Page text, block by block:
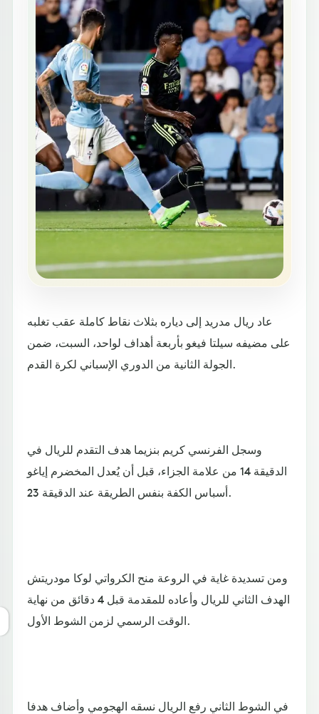
عاد ريال مدريد إلى دياره بثلاث نقاط كاملة عقب تغلبه
على مضيفه سيلتا فيغو بأربعة أهداف لواحد، السبت، ضمن
الجولة الثانية من الدوري الإسباني لكرة القدم.
وسجل الفرنسي كريم بنزيما هدف التقدم للريال في
الدقيقة 14 من علامة الجزاء، قبل أن يُعدل المخضرم إياغو
أسباس الكفة بنفس الطريقة عند الدقيقة 23.
ومن تسديدة غاية في الروعة منح الكرواتي لوكا مودريتش
الهدف الثاني للريال وأعاده للمقدمة قبل 4 دقائق من نهاية
الوقت الرسمي لزمن الشوط الأول.
في الشوط الثاني رفع الريال نسقه الهجومي وأضاف هدفا